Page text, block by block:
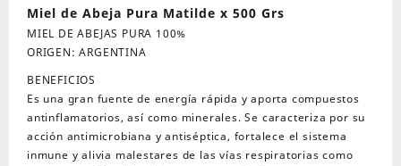
x
500
Grs
Miel de Abeja Pura Matilde x 500 Grs
MIEL DE ABEJAS PURA 100%
ORIGEN: ARGENTINA
BENEFICIOS
Es una gran fuente de energía rápida y aporta compuestos
antinflamatorios, así como minerales. Se caracteriza por su
acción antimicrobiana y antiséptica, fortalece el sistema
inmune y alivia malestares de las vías respiratorias como